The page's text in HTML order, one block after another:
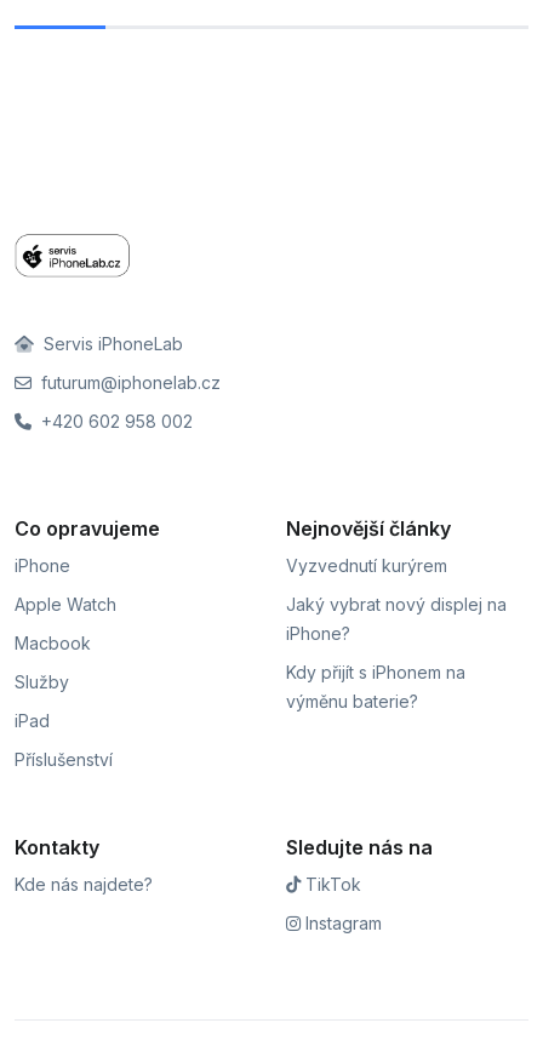
Servis iPhoneLab
futurum@iphonelab.cz
+420 602 958 002
Co opravujeme
iPhone
Apple Watch
Macbook
Služby
iPad
Příslušenství
Nejnovější články
Vyzvednutí kurýrem
Jaký vybrat nový displej na
iPhone?
Kdy přijít s iPhonem na
výměnu baterie?
Kontakty
Kde nás najdete?
Sledujte nás na
TikTok
Instagram